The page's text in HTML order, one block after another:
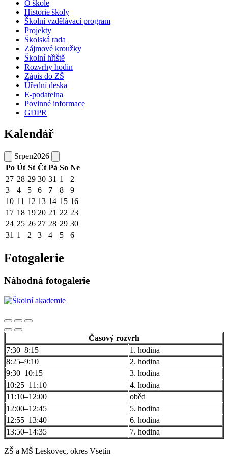
O škole
Historie školy
Školní vzdělávací program
Projekty
Školská rada
Zájmové kroužky
Školní hřiště
Rozvrhy hodin
Zápis do ZŠ
Úřední deska
E-podatelna
Povinné informace
GDPR
Kalendář
Srpen2026
Po Út St Čt Pá So Ne
27 28 29 30 31 1
2
3
4 5 6 7 8
9
10 11 12 13 14 15 16
17 18 19 20 21 22 23
24 25 26 27 28 29 30
31 1 2 3 4 5 6
Fotogalerie
Náhodná fotogalerie
Časový rozvrh
7:30–8:15
1. hodina
8:25–9:10
2. hodina
9:30–10:15
3. hodina
10:25–11:10
4. hodina
11:10–12:00
oběd
12:00–12:45
5. hodina
12:55–13:40
6. hodina
13:50–14:35
7. hodina
ZŠ a MŠ Leskovec, okres Vsetín